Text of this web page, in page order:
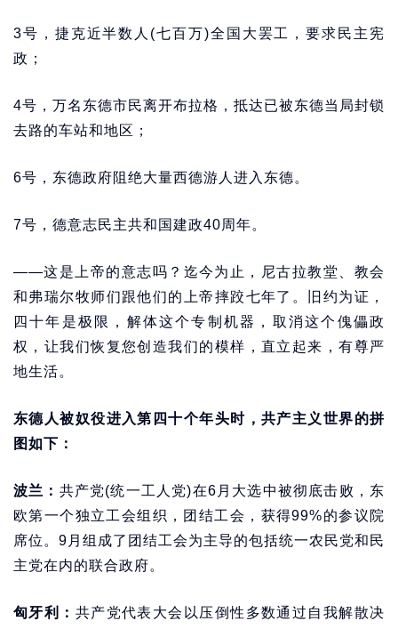
3号，捷克近半数人(七百万)全国大罢工，要求民主宪
政；
4号，万名东德市民离开布拉格，抵达已被东德当局封锁
去路的车站和地区；
6号，东德政府阻绝大量西德游人进入东德。
7号，德意志民主共和国建政40周年。
——这是上帝的意志吗？迄今为止，尼古拉教堂、教会
和弗瑞尔牧师们跟他们的上帝摔跤七年了。旧约为证，
四十年是极限，解体这个专制机器，取消这个傀儡政
权，让我们恢复您创造我们的模样，直立起来，有尊严
地生活。
东德人被奴役进入第四十个年头时，共产主义世界的拼
图如下：
波兰： 共产党(统一工人党)在6月大选中被彻底击败，东
欧第一个独立工会组织，团结工会，获得99%的参议院
席位。9月组成了团结工会为主导的包括统一农民党和民
主党在内的联合政府。
匈牙利： 共产党代表大会以压倒性多数通过自我解散决